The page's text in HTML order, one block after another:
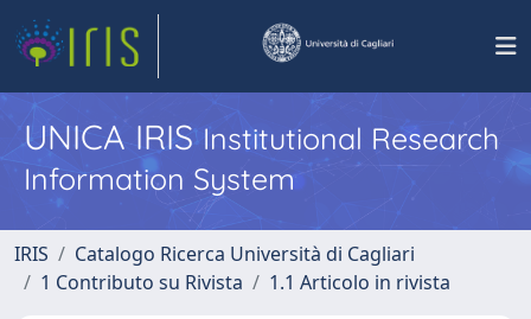
UNICA IRISInstitutional Research
Information System
IRIS
Catalogo Ricerca Università di Cagliari
1 Contributo su Rivista
1.1 Articolo in rivista